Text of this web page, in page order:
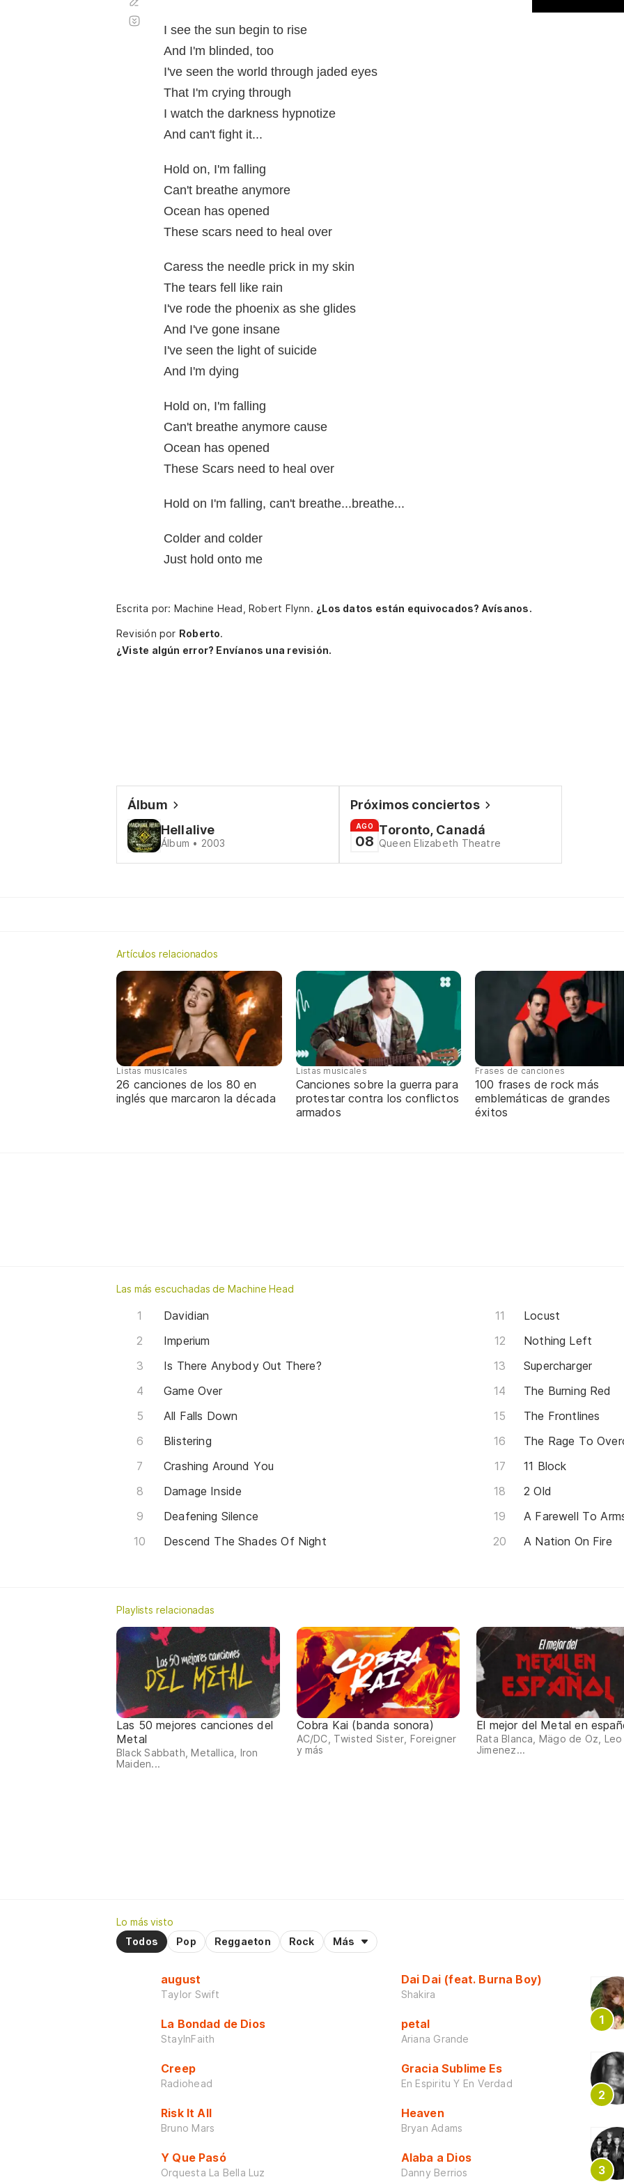
I see the sun begin to rise
And I'm blinded, too
I've seen the world through jaded eyes
That I'm crying through
I watch the darkness hypnotize
And can't fight it...
Hold on, I'm falling
Can't breathe anymore
Ocean has opened
These scars need to heal over
Caress the needle prick in my skin
The tears fell like rain
I've rode the phoenix as she glides
And I've gone insane
I've seen the light of suicide
And I'm dying
Hold on, I'm falling
Can't breathe anymore cause
Ocean has opened
These Scars need to heal over
Hold on I'm falling, can't breathe...breathe...
Colder and colder
Just hold onto me
automático
Escrita por: Machine Head, Robert Flynn. ¿Los datos están equivocados? Avísanos.
Revisión por Roberto.
¿Viste algún error? Envíanos una revisión.
Álbum
Hellalive
Álbum • 2003
Próximos conciertos
AGO
08
Toronto, Canadá
Queen Elizabeth Theatre
Artículos relacionados
Listas musicales
26 canciones de los 80 en
inglés que marcaron la década
Listas musicales
Canciones sobre la guerra para
protestar contra los conflictos
armados
Frases de canciones
100 frases de rock más
emblemáticas de grandes
éxitos
Las más escuchadas de Machine Head
Davidian
Imperium
Is There Anybody Out There?
Game Over
All Falls Down
Blistering
Crashing Around You
Damage Inside
Deafening Silence
Descend The Shades Of Night
Locust
Nothing Left
Supercharger
The Burning Red
The Frontlines
The Rage To
11 Block
2 Old
A Farewell To
A Nation On Fire
Playlists relacionadas
Las 50 mejores canciones del
Metal
Black Sabbath, Metallica, Iron
Maiden...
Cobra Kai (banda sonora)
AC/DC, Twisted Sister, Foreigner
y más
El mejor del Metal en
Rata Blanca, Mägo de Oz, Leo
Jimenez...
Lo más visto
Todos
Pop Reggaeton Rock Más
august
Taylor Swift
La Bondad de Dios
StayInFaith
Creep
Radiohead
Risk It All
Bruno Mars
Y Que Pasó
Orquesta La Bella Luz
Dai Dai (feat. Burna Boy)
Shakira
petal
Ariana Grande
Gracia Sublime Es
En Espiritu Y En Verdad
Heaven
Bryan Adams
Alaba a Dios
Danny Berrios